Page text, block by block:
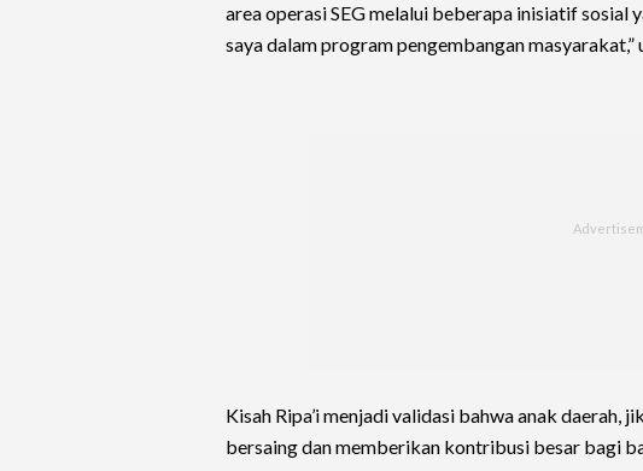
area operasi SEG melalui beberapa inisiatif sosial
saya dalam program pengembangan masyarakat,”
Kisah Ripa’i menjadi validasi bahwa anak daerah,
bersaing dan memberikan kontribusi besar bagi